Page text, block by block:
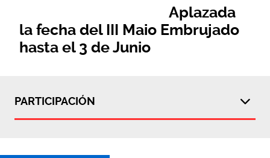
Aplazada
la fecha del III Maio Embrujado
hasta el 3 de Junio
PARTICIPACIÓN